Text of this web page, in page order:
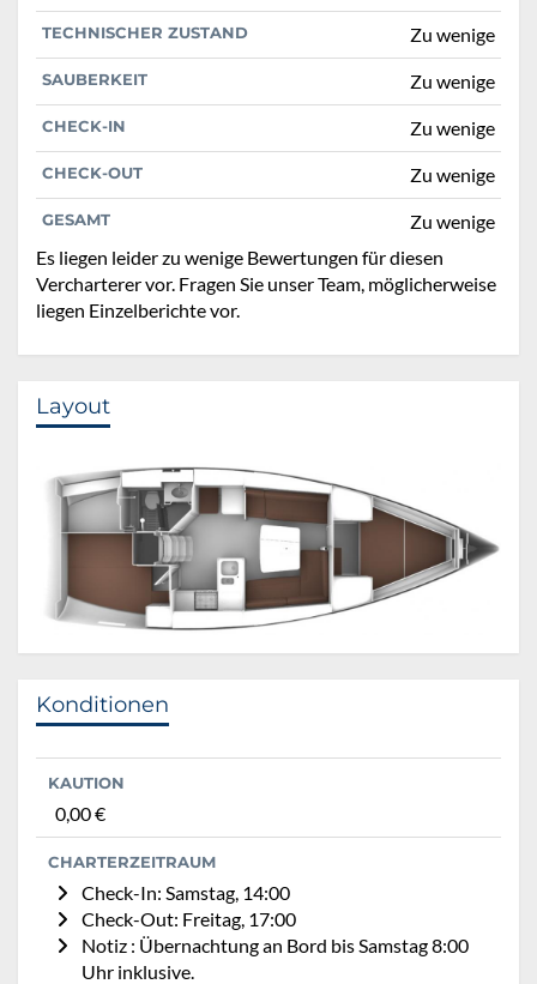
TECHNISCHER ZUSTAND Zu wenige
SAUBERKEIT Zu wenige
CHECK-IN Zu wenige
CHECK-OUT Zu wenige
GESAMT
Zu wenige
Es liegen leider zu wenige Bewertungen für diesen
Vercharterer vor. Fragen Sie unser Team, möglicherweise
liegen Einzelberichte vor.
Layout
Konditionen
KAUTION
0,00 €
CHARTERZEITRAUM
Check-In: Samstag, 14:00
Check-Out: Freitag, 17:00
Notiz : Übernachtung an Bord bis Samstag 8:00
Uhr inklusive.